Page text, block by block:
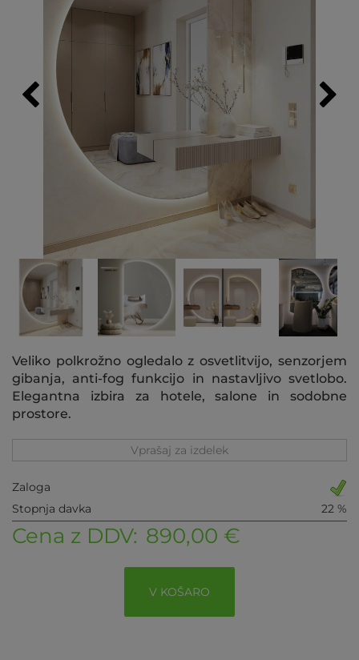
Veliko polkrožno ogledalo z osvetlitvijo, senzorjem
gibanja, anti-fog funkcijo in nastavljivo svetlobo.
Elegantna izbira za hotele, salone in sodobne
prostore.
Vprašaj za izdelek
Zaloga
Stopnja davka
22 %
Cena z DDV: 890,00 €
V KOŠARO